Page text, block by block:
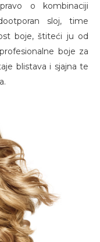
o kombinaciji
sloj, time
boje, štiteći ju od
boje za
blistava i sjajna te